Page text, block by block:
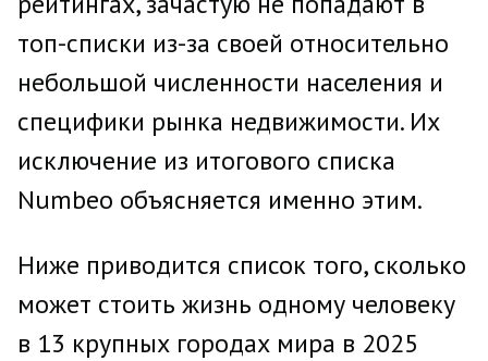
топ-списки из-за своей относительно
небольшой численности населения и
специфики рынка недвижимости. Их
исключение из итогового списка
Numbeo объясняется именно этим.
Ниже приводится список того, сколько
может стоить жизнь одному человеку
в 13 крупных городах мира в 2025